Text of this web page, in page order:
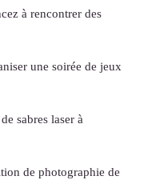
à rencontrer des
une soirée de jeux
sabres laser à
de photographie de